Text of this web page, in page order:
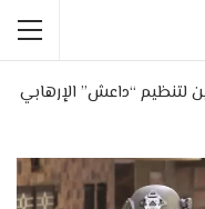
لتنظيم “داعش” الإرهابي